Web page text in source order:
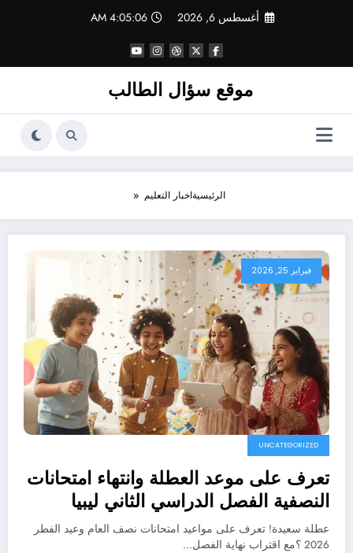
أغسطس 6, 2026 4:05:07 AM
موقع سؤال الطالب
الرئيسيةاخبار التعليم
فبراير 25, 2026
UNCATEGORIZED
تعرف على موعد العطلة وانتهاء امتحانات
النصفية الفصل الدراسي الثاني ليبيا
2026
عطلة سعيدة! تعرف على مواعيد امتحانات نصف العام وعيد الفطر
2026 ؟مع اقتراب نهاية الفصل…